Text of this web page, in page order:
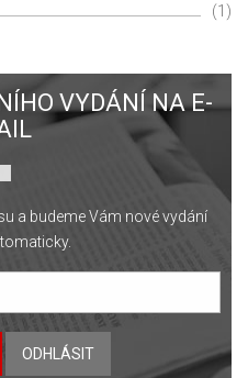
(1)
VYDÁNÍ NA E-
a budeme Vám nové vydání
ODHLÁSIT